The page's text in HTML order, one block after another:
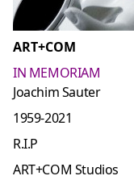
ART+COM
IN MEMORIAM
Joachim Sauter
1959-2021
R.I.P
ART+COM Studios